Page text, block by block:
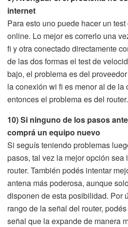
internet
Para esto uno puede hacer un
online. Lo mejor es correrlo una
fi y otra conectado directamente
de las dos formas el test de
bajo, el problema es del
la conexión wi fi es menor al de la
entonces el problema es del router.
10) Si ninguno de los pasos
comprá un equipo nuevo
Si seguís teniendo problemas
pasos, tal vez la mejor opción sea
router. También podés intentar
antena más poderosa, aunque
disponen de esta posibilidad. Por
rango de la señal del router,
señal que la expande de manera